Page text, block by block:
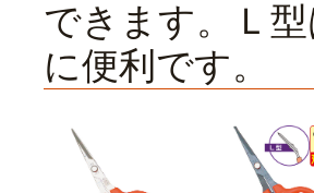
できます。Ｌ
に便利です。